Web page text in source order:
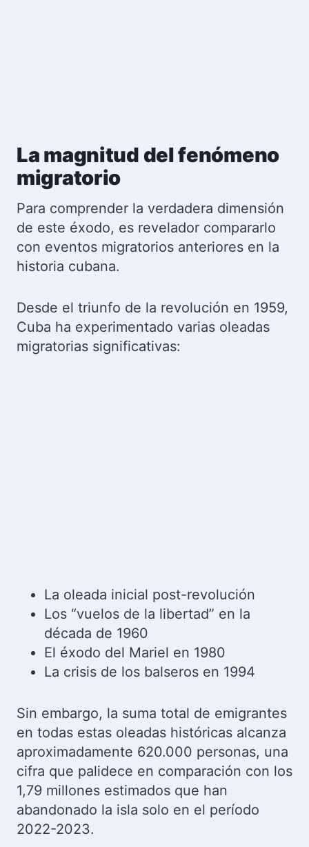
La magnitud del fenómeno
migratorio
Para comprender la verdadera dimensión
de este éxodo, es revelador compararlo
con eventos migratorios anteriores en la
historia cubana.
Desde el triunfo de la revolución en 1959,
Cuba ha experimentado varias oleadas
migratorias significativas:
La oleada inicial post-revolución
Los “vuelos de la libertad” en la
década de 1960
El éxodo del Mariel en 1980
La crisis de los balseros en 1994
Sin embargo, la suma total de emigrantes
en todas estas oleadas históricas alcanza
aproximadamente 620.000 personas, una
cifra que palidece en comparación con los
1,79 millones estimados que han
abandonado la isla solo en el período
2022-2023.